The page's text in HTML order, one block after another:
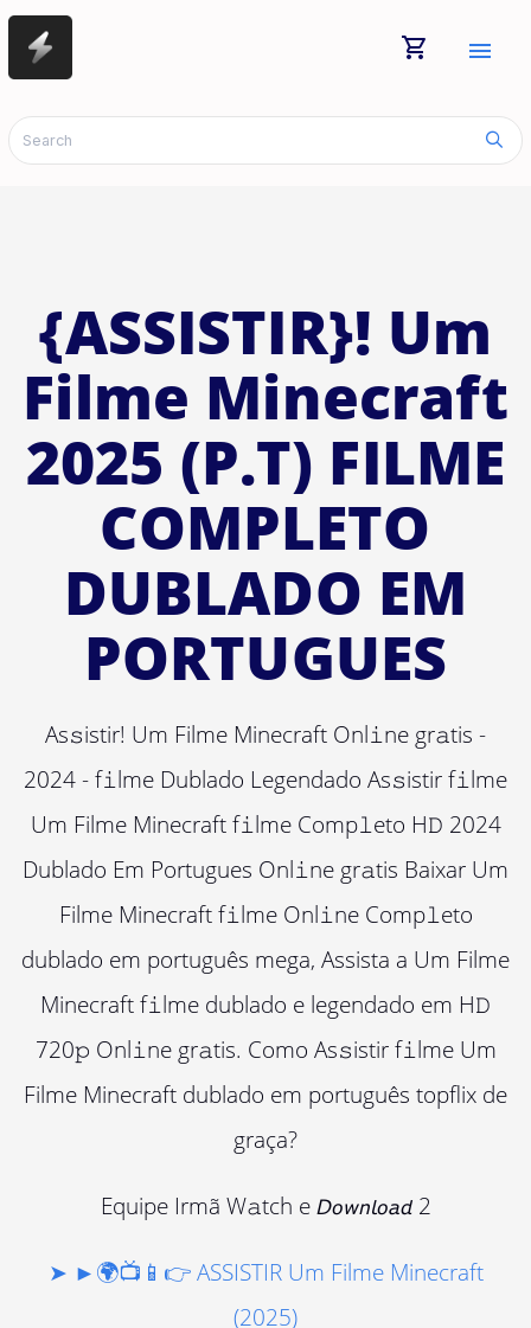
shopping_cart menu
{ASSISTIR}! Um
Filme Minecraft
2025 (P.T) FILME
COMPLETO
DUBLADO EM
PORTUGUES
As𝚜istir! Um Filme Minecraft Onl𝚒ne gr𝚊tis -
2024 - f𝚒lme Dublado Legendado As𝚜istir f𝚒lme
Um Filme Minecraft f𝚒lme Comp𝚕eto H𝙳 2024
Dublado Em Portugues Onl𝚒ne gr𝚊tis Baixar Um
Filme Minecraft f𝚒lme Onl𝚒ne Comp𝚕eto
dublado em português mega, Assista a Um Filme
Minecraft f𝚒lme dublado e legendado em H𝙳
720𝚙 Onl𝚒ne gr𝚊tis. Como As𝚜istir f𝚒lme Um
Filme Minecraft dublado em português topflix de
graça?
Equipe Irmã W𝚊tch e 𝘋𝘰𝘸𝘯𝘭𝘰𝘢𝘥 2
➤ ►🌍📺📱👉 ASSISTIR Um Filme Minecraft
(2025)